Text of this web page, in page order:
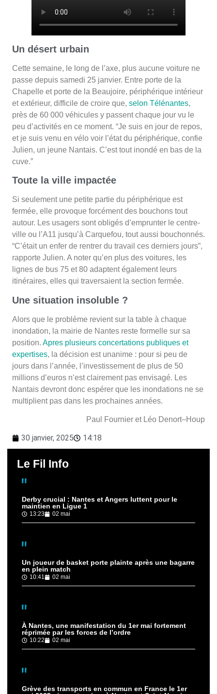
Un désert urbain
Cette semaine, le long de l’axe, plus aucune voiture ne
passe depuis samedi 25 janvier. Entre porte de la
Chapelle et porte de la Beaujoire, périphérique intérieur
et extérieur, difficile de croire que, selon Télénantes,
près de 60 000 véhicules y passent chaque jour vu le
peu d’activités en ce moment. “Je suis en jour de repos,
et je suis venu en vélo voir l’état du périphérique, confie
Julien, un jeune Nantais. C’est tout inondé en bas de la
cuve.”
Toute la ville impactée
Si seulement une petite partie du périphérique est
fermée, elle provoque forcément des bouchons tout
autour. Les usagers sont obligés d’emprunter le centre-
ville ou l’A11 jusqu’à Carquefou, tout aussi bouchonnés.
“C’était un enfer de rentrer du travail ces derniers jours”,
rapporte Julien. A noter qu’en plus des voitures, les
lignes de bus 75 et 80 adaptent également leurs
itinéraires, elles qui traversaient la section fermée.
Une situation insoluble ?
Alors que le problème revient sur la table à chaque
inondation, la mairie de Nantes reste formelle sur sa
position. Apres plusieurs concertations publiques et
expertises, la décision est unanime : pour si peu de
jours dans l’année, l’investissement de plus de 50
millions d’euros n’est clairement pas envisagé. Les
Nantais devront donc espérer que les inondations ne se
multiplient pas dans les prochaines années.
Paul Fournier et Léo Denort–Houp
30 janvier, 2025 14:18
Le Fil Info
Derby crucial : Nantes et Angers luttent pour le
maintien en Ligue 1
13:23 02 mai
Un joueur de basket porte plainte après une bagarre
en plein match
10:41 02 mai
À Nantes, une manifestation du 1er mai fortement
réprimée par les forces de l’ordre
10:22 02 mai
Grève des transports en commun en France le 1er